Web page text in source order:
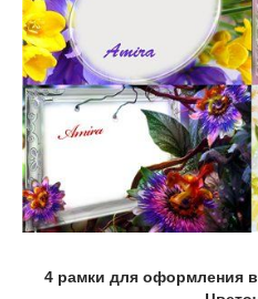
4 рамки для оформления